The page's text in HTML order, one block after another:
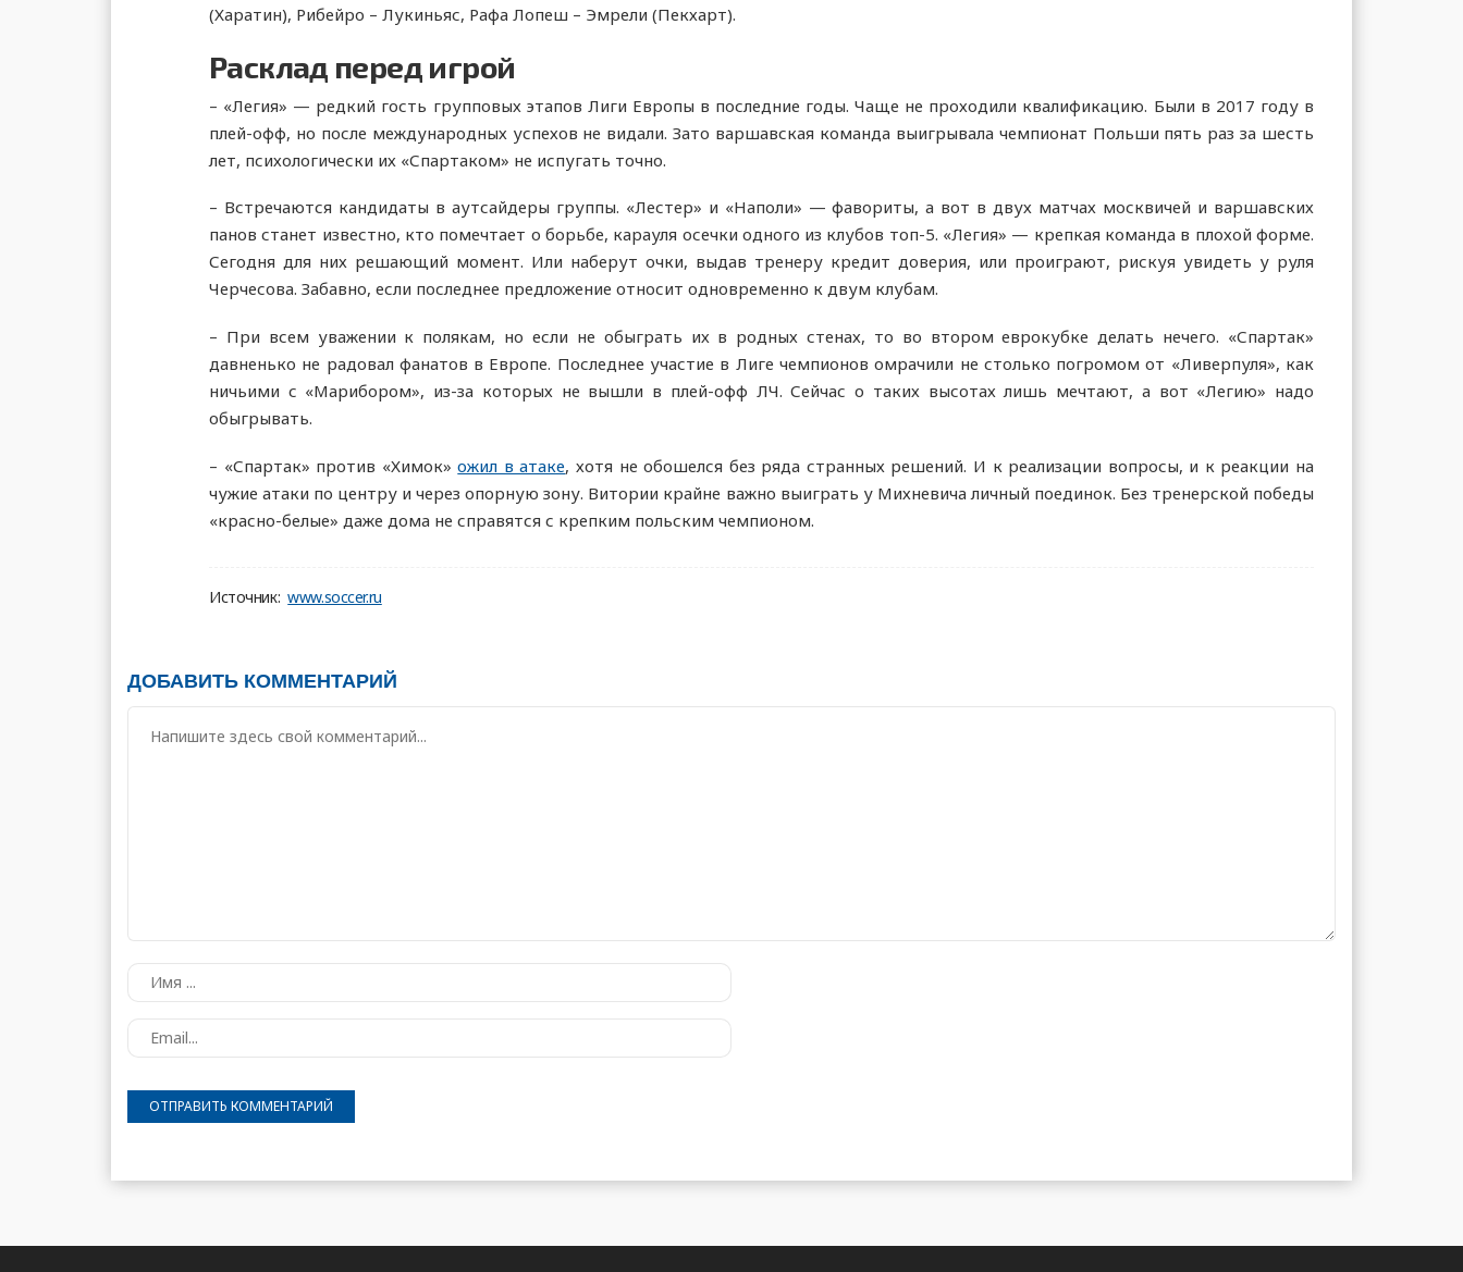
(Харатин), Рибейро – Лукиньяс, Рафа Лопеш – Эмрели (Пекхарт).
Расклад перед игрой
– «Легия» — редкий гость групповых этапов Лиги Европы в последние годы. Чаще не проходили квалификацию. Были в 2017 году в
плей-офф, но после международных успехов не видали. Зато варшавская команда выигрывала чемпионат Польши пять раз за шесть
лет, психологически их «Спартаком» не испугать точно.
– Встречаются кандидаты в аутсайдеры группы. «Лестер» и «Наполи» — фавориты, а вот в двух матчах москвичей и варшавских
панов станет известно, кто помечтает о борьбе, карауля осечки одного из клубов топ-5. «Легия» — крепкая команда в плохой форме.
Сегодня для них решающий момент. Или наберут очки, выдав тренеру кредит доверия, или проиграют, рискуя увидеть у руля
Черчесова. Забавно, если последнее предложение относит одновременно к двум клубам.
– При всем уважении к полякам, но если не обыграть их в родных стенах, то во втором еврокубке делать нечего. «Спартак»
давненько не радовал фанатов в Европе. Последнее участие в Лиге чемпионов омрачили не столько погромом от «Ливерпуля», как
ничьими с «Марибором», из-за которых не вышли в плей-офф ЛЧ. Сейчас о таких высотах лишь мечтают, а вот «Легию» надо
обыгрывать.
– «Спартак» против «Химок»ожил в атаке, хотя не обошелся без ряда странных решений. И к реализации вопросы, и к реакции на
чужие атаки по центру и через опорную зону. Витории крайне важно выиграть у Михневича личный поединок. Без тренерской победы
«красно-белые» даже дома не справятся с крепким польским чемпионом.
Источник: www.soccer.ru
ДОБАВИТЬ КОММЕНТАРИЙ